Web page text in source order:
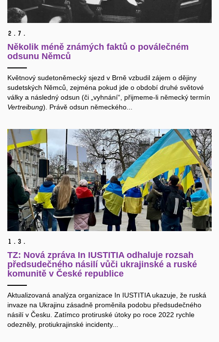
2. 7.
Několik méně známých faktů o poválečném
odsunu Němců
Květnový sudetoněmecký sjezd v Brně vzbudil zájem o dějiny
sudetských Němců, zejména pokud jde o období druhé světové
války a následný odsun (či „vyhnání“, přijmeme-li německý termín
Vertreibung). Právě odsun německého...
1. 3.
TZ: Nová zpráva In IUSTITIA odhaluje rozsah
předsudečného násilí vůči ukrajinské a ruské
komunitě v České republice
Aktualizovaná analýza organizace In IUSTITIA ukazuje, že ruská
invaze na Ukrajinu zásadně proměnila podobu předsudečného
násilí v Česku. Zatímco protiruské útoky po roce 2022 rychle
odezněly, protiukrajinské incidenty...